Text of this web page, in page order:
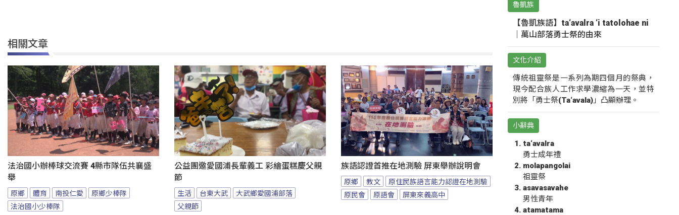
相關文章
法治國小辦棒球交流賽 4縣市隊伍共襄盛
舉
原鄉 體育 南投仁愛
原鄉少棒隊
法治國小少棒隊
公益團邀愛國浦長輩義工 彩繪蛋糕慶父親
節
生活 台東大武
大武鄉愛國浦部落
父親節
族語認證首推在地測驗 屏東舉辦說明會
原鄉 教文
原住民族語言能力認證在地測驗
原民會
原語會 屏東來義高中
魯凱族
【魯凱族語】ta‘avalra ‘i tatolohae ni
｜萬山部落勇士祭的由來
文化介紹
傳統祖靈祭是一系列為期四個月的祭典，
現今配合族人工作求學濃縮為一天，並特
別將「勇士祭(Ta‘avala)」凸顯辦理。
小辭典
ta‘avalra
勇士成年禮
molapangolai
祖靈祭
asavasavahe
男性青年
atamatama